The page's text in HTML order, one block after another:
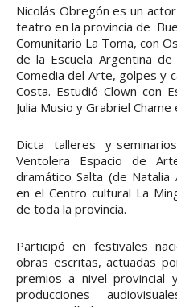
Nicolás Obregón es un
teatro en la provincia de
Comunitario La Toma, con
de la Escuela Argentina
Comedia del Arte, golpes y
Costa. Estudió Clown con
Julia Musio y Grabriel
Dicta talleres y
Ventolera Espacio de
dramático Salta (de Natalia
en el Centro cultural La
de toda la provincia.
Participó en festivales
obras escritas, actuadas
premios a nivel provincial
producciones